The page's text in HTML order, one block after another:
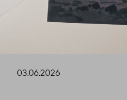
03.06.2026